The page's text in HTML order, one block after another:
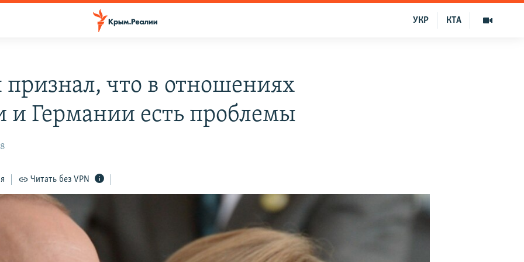
КТА
УКР
что в отношениях
и Германии есть проблемы
Читать без VPN